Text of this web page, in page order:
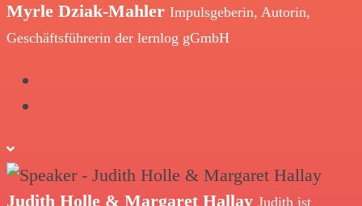
Myrle Dziak-Mahler Impulsgeberin, Autorin,
Geschäftsführerin der lernlog gGmbH
Judith Holle & Margaret Hallay Judith ist